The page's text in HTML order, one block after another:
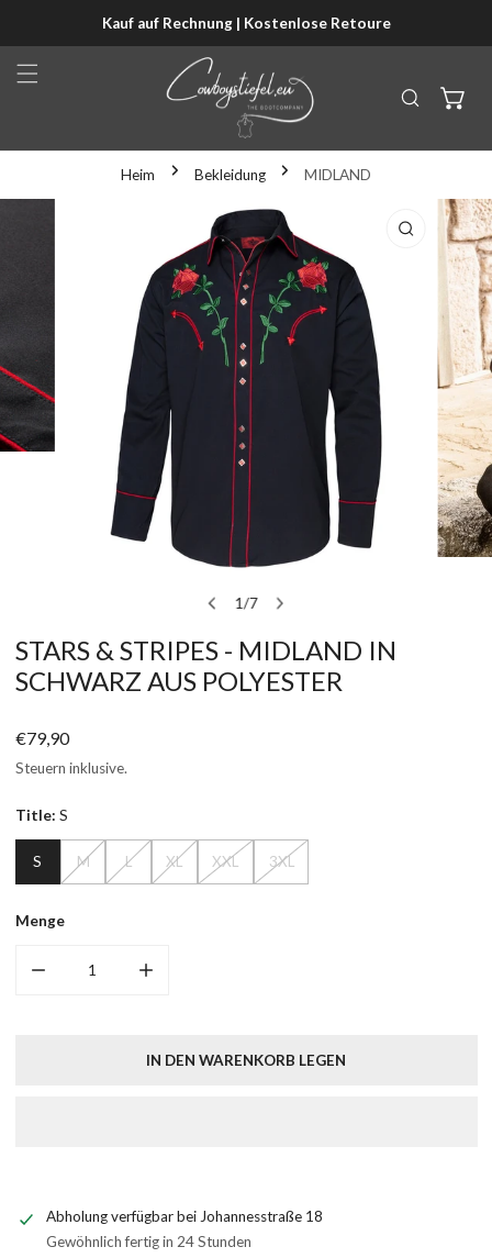
SPRINGENKauf auf Rechnung | Kostenlose Retoure
Heim Bekleidung MIDLAND
SPRINGEN
1/7
STARS & STRIPES - MIDLAND IN
SCHWARZ AUS POLYESTER
Regulärer
Preis
€79,90
Steuern inklusive.
Title: S
S M L XL XXL 3XL
Menge
IN DEN WARENKORB LEGEN
Abholung verfügbar beiJohannesstraße 18
Gewöhnlich fertig in 24 Stunden